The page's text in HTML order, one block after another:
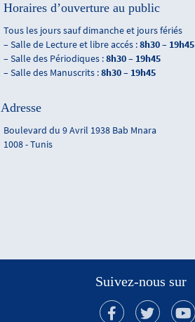
Horaires d’ouverture au public
Tous les jours sauf dimanche et jours fériés
– Salle de Lecture et libre accés :8h30 – 19h45
– Salle des Périodiques :8h30 – 19h45
– Salle des Manuscrits :8h30 – 19h45
Adresse
Boulevard du 9 Avril 1938 Bab Mnara
1008 - Tunis
Suivez-nous sur